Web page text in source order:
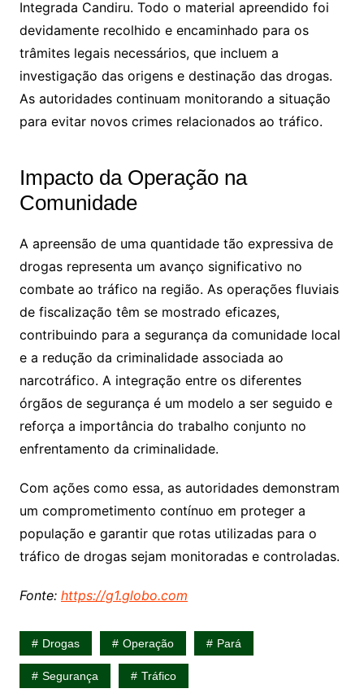
Integrada Candiru. Todo o material apreendido foi
devidamente recolhido e encaminhado para os
trâmites legais necessários, que incluem a
investigação das origens e destinação das drogas.
As autoridades continuam monitorando a situação
para evitar novos crimes relacionados ao tráfico.
Impacto da Operação na
Comunidade
A apreensão de uma quantidade tão expressiva de
drogas representa um avanço significativo no
combate ao tráfico na região. As operações fluviais
de fiscalização têm se mostrado eficazes,
contribuindo para a segurança da comunidade local
e a redução da criminalidade associada ao
narcotráfico. A integração entre os diferentes
órgãos de segurança é um modelo a ser seguido e
reforça a importância do trabalho conjunto no
enfrentamento da criminalidade.
Com ações como essa, as autoridades demonstram
um comprometimento contínuo em proteger a
população e garantir que rotas utilizadas para o
tráfico de drogas sejam monitoradas e controladas.
Fonte: https://g1.globo.com
Drogas Operação Pará
Segurança Tráfico